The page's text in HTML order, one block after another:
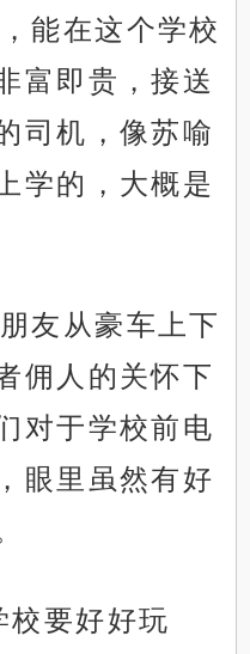
能在这个学校
富即贵，接送
司机，像苏喻
学的，大概是
友从豪车上下
佣人的关怀下
对于学校前电
眼里虽然有好
校要好好玩